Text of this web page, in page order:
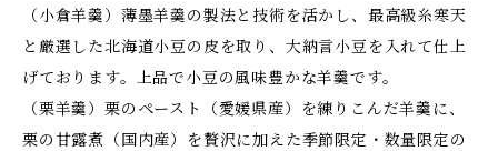
（小倉羊羹）薄墨羊羹の製法と技術を活かし、最高級糸寒天
と厳選した北海道小豆の皮を取り、大納言小豆を入れて仕上
げております。上品で小豆の風味豊かな羊羹です。
（栗羊羹）栗のペースト（愛媛県産）を練りこんだ羊羹に、
栗の甘露煮（国内産）を贅沢に加えた季節限定・数量限定の